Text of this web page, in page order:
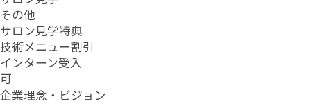
その他
サロン見学特典
技術メニュー割引
インターン受入
可
企業理念・ビジョン